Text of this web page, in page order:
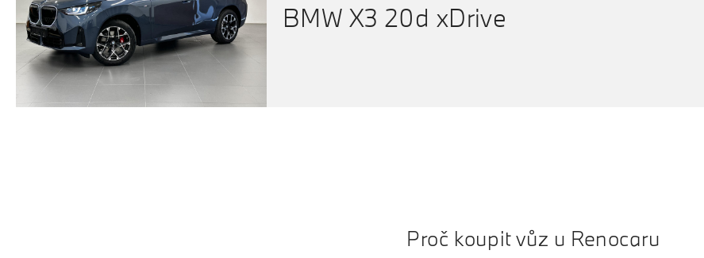
BMW X3 20d xDrive
Proč koupit vůz u Renocaru